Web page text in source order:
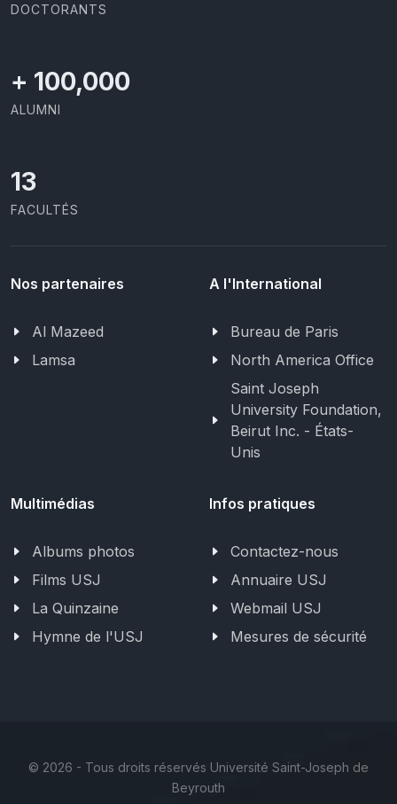
DOCTORANTS
+ 100,000
ALUMNI
13
FACULTÉS
Nos partenaires
Al Mazeed
Lamsa
A l'International
Bureau de Paris
North America Office
Saint Joseph
University Foundation,
Beirut Inc. - États-
Unis
Multimédias
Albums photos
Films USJ
La Quinzaine
Hymne de l'USJ
Infos pratiques
Contactez-nous
Annuaire USJ
Webmail USJ
Mesures de sécurité
© 2026 - Tous droits réservés Université Saint-Joseph de
Beyrouth